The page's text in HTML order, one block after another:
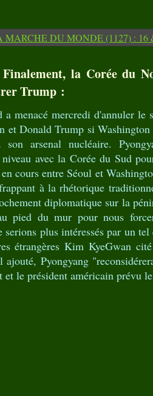
la Corée du
Trump :
menacé mercredi d'annuler le
et Donald Trump si
son arsenal nucléaire.
avec la Corée du Sud
cours entre Séoul et
à la rhétorique
diplomatique sur la
pied du mur pour nous
serions plus intéressés par un
étrangères Kim KyeGwan
ajouté, Pyongyang
et le président américain prévu